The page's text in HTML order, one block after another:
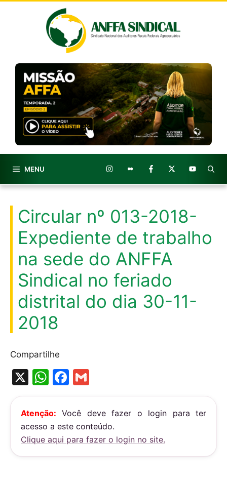
MENU
Circular nº 013-2018-
Expediente de trabalho
na sede do ANFFA
Sindical no feriado
distrital do dia 30-11-
2018
Compartilhe
X
W
h
at
s
A
p
F
a
c
e
b
o
m
ai
l
Atenção: Você deve fazer o login para ter
acesso a este conteúdo.
Clique aqui para fazer o login no site.